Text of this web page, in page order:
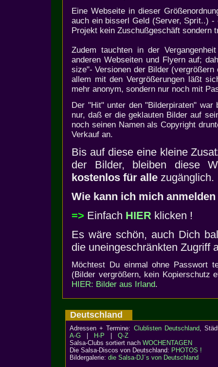
Eine Webseite in dieser
auch ein bisserl Geld (Server, Sprit..)
Projekt kein Zuschußgeschäft sondern
Zudem tauchten in der
anderen Webseiten und Flyern auf;
size"- Versionen der Bilder
allem mit den Vergrößerungen läßt
mehr anonym, sondern nur noch mit
Der "Hit" unter den "Bilderpiraten" war
nur, daß er die geklauten Bilder auf
noch seinen Namen als Copyright
Verkauf an.
Bis auf diese eine kleine
der Bilder, bleiben diese
kostenlos für alle zugänglich.
Wie kann ich mich anmelden
=> Einfach HIER klicken !
Es wäre schön, auch Dich
die uneingeschränkten Zugriff
Möchtest Du einmal ohne Passwort
(Bilder vergrößern, kein Kopierschutz
HIER: Bilder aus Irland.
Deutschland
Adressen + Termine: Clublisten Deutschland,
A-G
H-P
Q-Z
Salsa-Clubs sortiert nach WOCHENTAGEN
Die Salsa-Discos von Deutschland: PHOTOS !
Bildergalerie: die Salsa-DJ´s von Deutschland